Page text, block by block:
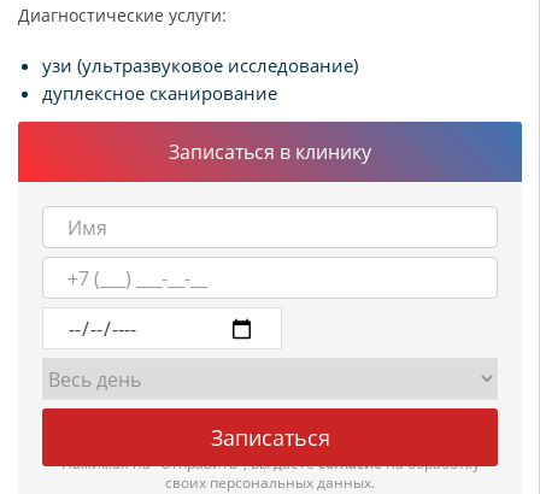
Диагностические услуги:
узи (ультразвуковое исследование)
дуплексное сканирование
Записаться в клинику
Нажимая на "Отправить", вы даетесогласиена обработку
своих персональных данных.